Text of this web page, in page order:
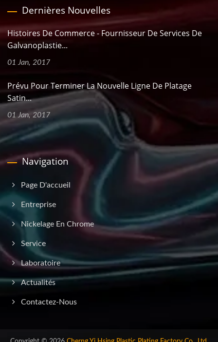
Dernières Nouvelles
Histoires De Commerce - Fournisseur De Services De
Galvanoplastie...
01 Jan, 2017
Prévu Pour Terminer La Nouvelle Ligne De Platage
Satin...
01 Jan, 2017
Navigation
Page D'accueil
Entreprise
Nickelage En Chrome
Service
Laboratoire
Actualités
Contactez-Nous